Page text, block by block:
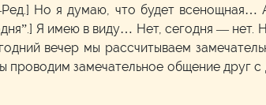
Но я думаю, что будет всенощная…
Я имею в виду… Нет, сегодня — нет.
вечер мы рассчитываем
замечательное общение друг с